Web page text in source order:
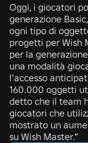
Oggi, i giocatori
generazione
ogni tipo di
progetti per Wish
per la
una modalità
l’accesso
160.000 oggetti
detto che il team
giocatori che
mostrato un
su Wish Master.”